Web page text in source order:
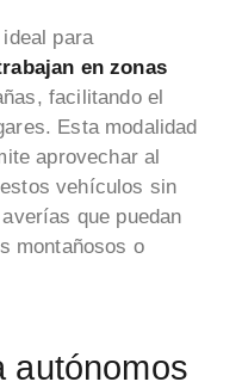
para
en zonas
facilitando el
Esta modalidad
aprovechar al
vehículos sin
que puedan
montañosos o
autónomos